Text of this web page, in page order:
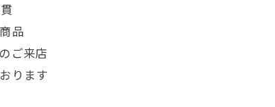
品
ご来店
ります